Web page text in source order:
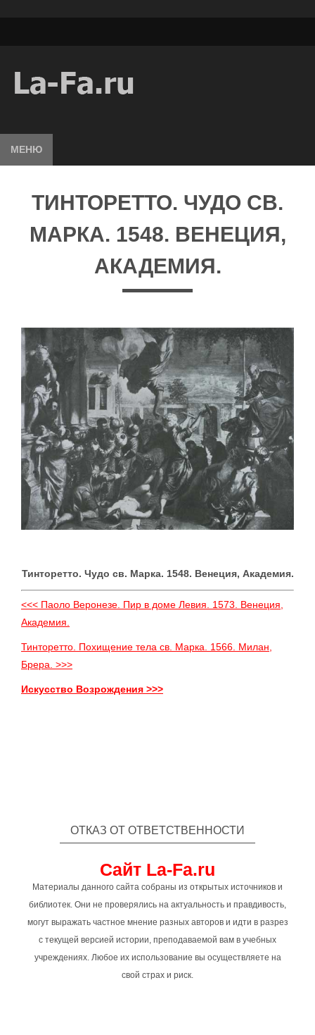
МЕНЮ
ТИНТОРЕТТО. ЧУДО СВ.
МАРКА. 1548. ВЕНЕЦИЯ,
АКАДЕМИЯ.
Тинторетто. Чудо св. Марка. 1548. Венеция, Академия.
<<< Паоло Веронезе. Пир в доме Левия. 1573. Венеция,
Академия.
Тинторетто. Похищение тела св. Марка. 1566. Милан,
Брера. >>>
Искусство Возрождения >>>
ОТКАЗ ОТ ОТВЕТСТВЕННОСТИ
Сайт La-Fa.ru
Материалы данного сайта собраны из открытых источников и
библиотек. Они не проверялись на актуальность и правдивость,
могут выражать частное мнение разных авторов и идти в разрез
с текущей версией истории, преподаваемой вам в учебных
учреждениях. Любое их использование вы осуществляете на
свой страх и риск.